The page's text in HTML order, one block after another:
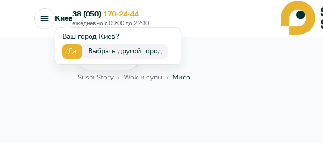
Киев
Ваш город Киев?
Да Выбрать другой город
38 (050) 170-24-44
ежедневно с 09:00 до 22:30
Sushi Story › Wok и супы › Мисо